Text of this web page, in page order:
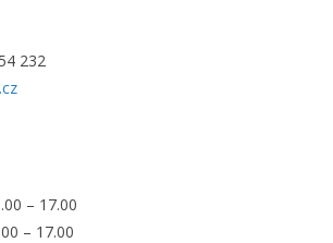
232
– 17.00
– 17.00